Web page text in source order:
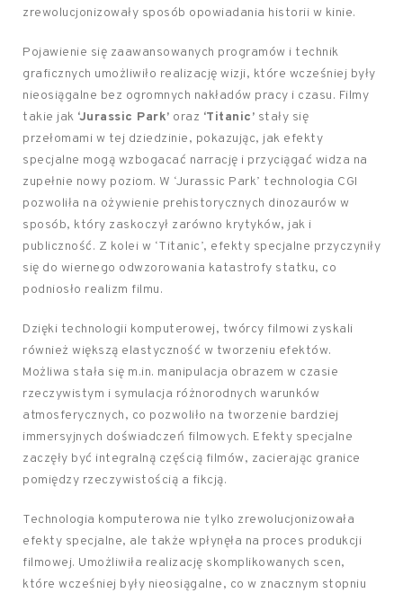
zrewolucjonizowały sposób opowiadania historii w kinie.
Pojawienie się zaawansowanych programów i technik
graficznych umożliwiło realizację wizji, które wcześniej były
nieosiągalne bez ogromnych nakładów pracy i czasu. Filmy
takie jak ‘Jurassic Park’ oraz ‘Titanic’ stały się
przełomami w tej dziedzinie, pokazując, jak efekty
specjalne mogą wzbogacać narrację i przyciągać widza na
zupełnie nowy poziom. W ‘Jurassic Park’ technologia CGI
pozwoliła na ożywienie prehistorycznych dinozaurów w
sposób, który zaskoczył zarówno krytyków, jak i
publiczność. Z kolei w ‘Titanic’, efekty specjalne przyczyniły
się do wiernego odwzorowania katastrofy statku, co
podniosło realizm filmu.
Dzięki technologii komputerowej, twórcy filmowi zyskali
również większą elastyczność w tworzeniu efektów.
Możliwa stała się m.in. manipulacja obrazem w czasie
rzeczywistym i symulacja różnorodnych warunków
atmosferycznych, co pozwoliło na tworzenie bardziej
immersyjnych doświadczeń filmowych. Efekty specjalne
zaczęły być integralną częścią filmów, zacierając granice
pomiędzy rzeczywistością a fikcją.
Technologia komputerowa nie tylko zrewolucjonizowała
efekty specjalne, ale także wpłynęła na proces produkcji
filmowej. Umożliwiła realizację skomplikowanych scen,
które wcześniej były nieosiągalne, co w znacznym stopniu